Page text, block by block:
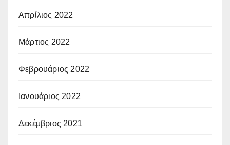
Απρίλιος 2022
Μάρτιος 2022
Φεβρουάριος 2022
Ιανουάριος 2022
Δεκέμβριος 2021